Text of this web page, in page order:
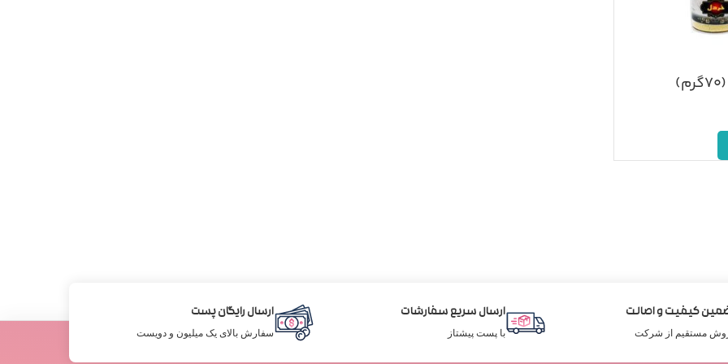
کیفیت و اصالت
مستقیم از شرکت
ارسال سریع سفارشات
با پست پیشتاز
ارسال رایگان پست
سفارش بالای یک میلیون و دویست